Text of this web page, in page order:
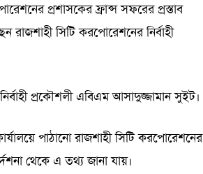
প্রশাসকের ফ্রান্স সফরের প্রস্তাব
সিটি করপোরেশনের নির্বাহী
প্রকৌশলী এবিএম আসাদুজ্জামান সুইট।
পাঠানো রাজশাহী সিটি করপোরেশনের
থেকে এ তথ্য জানা যায়।